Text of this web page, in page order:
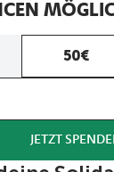
50€
JETZT